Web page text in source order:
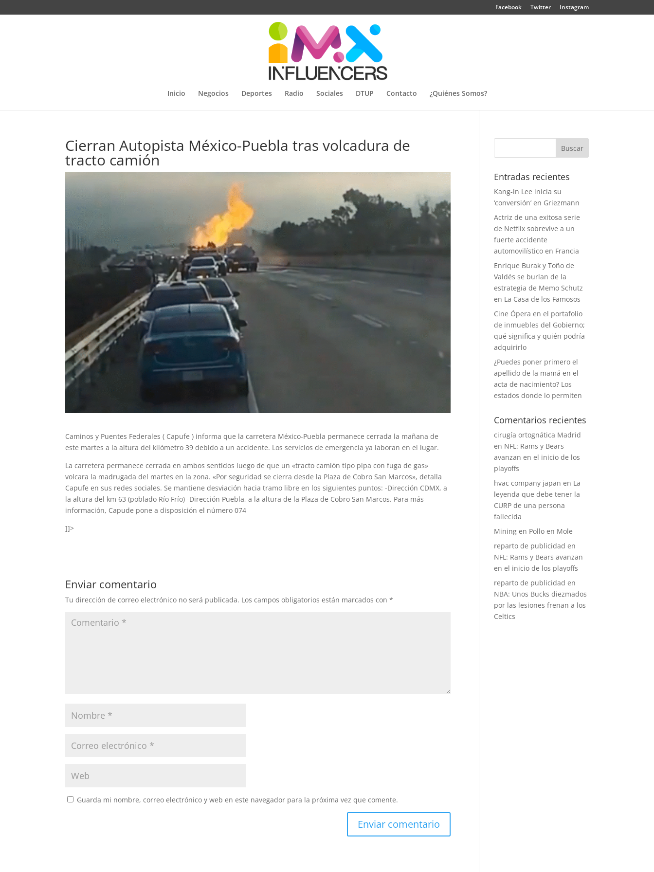
Facebook Twitter Instagram
Inicio Negocios Deportes Radio Sociales DTUP Contacto ¿Quiénes Somos?
Cierran Autopista México-Puebla tras volcadura de
tracto camión
Caminos y Puentes Federales ( Capufe ) informa que la carretera México-Puebla permanece cerrada la mañana de
este martes a la altura del kilómetro 39 debido a un accidente. Los servicios de emergencia ya laboran en el lugar.
La carretera permanece cerrada en ambos sentidos luego de que un «tracto camión tipo pipa con fuga de gas»
volcara la madrugada del martes en la zona. «Por seguridad se cierra desde la Plaza de Cobro San Marcos», detalla
Capufe en sus redes sociales. Se mantiene desviación hacia tramo libre en los siguientes puntos: -Dirección CDMX, a
la altura del km 63 (poblado Río Frío) -Dirección Puebla, a la altura de la Plaza de Cobro San Marcos. Para más
información, Capude pone a disposición el número 074
]]>
Enviar comentario
Tu dirección de correo electrónico no será publicada. Los campos obligatorios están marcados con*
Guarda mi nombre, correo electrónico y web en este navegador para la próxima vez que comente.
Entradas recientes
Kang-in Lee inicia su
‘conversión’ en Griezmann
Actriz de una exitosa serie
de Netflix sobrevive a un
fuerte accidente
automovilístico en Francia
Enrique Burak y Toño de
Valdés se burlan de la
estrategia de Memo Schutz
en La Casa de los Famosos
Cine Ópera en el portafolio
de inmuebles del Gobierno;
qué significa y quién podría
adquirirlo
¿Puedes poner primero el
apellido de la mamá en el
acta de nacimiento? Los
estados donde lo permiten
Comentarios recientes
cirugía ortognática Madrid
en NFL: Rams y Bears
avanzan en el inicio de los
playoffs
hvac company japan en La
leyenda que debe tener la
CURP de una persona
fallecida
Mining en Pollo en Mole
reparto de publicidad en
NFL: Rams y Bears avanzan
en el inicio de los playoffs
reparto de publicidad en
NBA: Unos Bucks diezmados
por las lesiones frenan a los
Celtics